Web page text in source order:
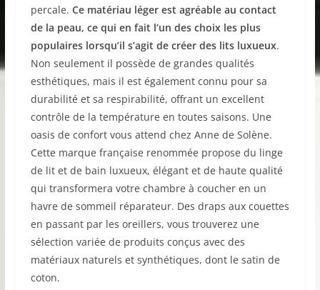
percale. Ce matériau léger est agréable au contact
de la peau, ce qui en fait l’un des choix les plus
populaires lorsqu’il s’agit de créer des lits luxueux.
Non seulement il possède de grandes qualités
esthétiques, mais il est également connu pour sa
durabilité et sa respirabilité, offrant un excellent
contrôle de la température en toutes saisons. Une
oasis de confort vous attend chez Anne de Solène.
Cette marque française renommée propose du linge
de lit et de bain luxueux, élégant et de haute qualité
qui transformera votre chambre à coucher en un
havre de sommeil réparateur. Des draps aux couettes
en passant par les oreillers, vous trouverez une
sélection variée de produits conçus avec des
matériaux naturels et synthétiques, dont le satin de
coton.